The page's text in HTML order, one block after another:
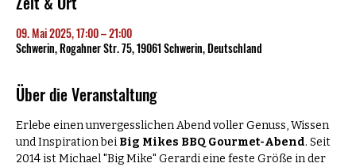
09. Mai 2025, 17:00 – 21:00
Schwerin, Rogahner Str. 75, 19061 Schwerin, Deutschland
Über die Veranstaltung
Erlebe einen unvergesslichen Abend voller Genuss, Wissen
und Inspiration bei Big Mikes BBQ Gourmet-Abend. Seit
2014 ist Michael "Big Mike" Gerardi eine feste Größe in der